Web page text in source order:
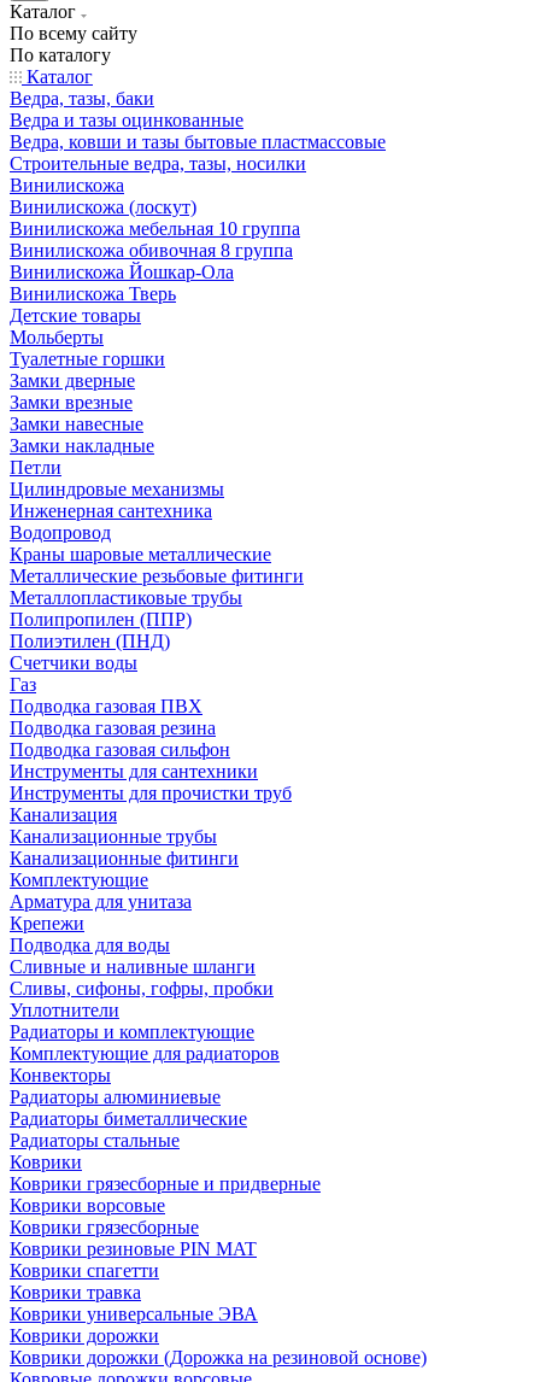
Каталог
По всему сайту
По каталогу
Каталог
Ведра, тазы, баки
Ведра и тазы оцинкованные
Ведра, ковши и тазы бытовые пластмассовые
Строительные ведра, тазы, носилки
Винилискожа
Винилискожа (лоскут)
Винилискожа мебельная 10 группа
Винилискожа обивочная 8 группа
Винилискожа Йошкар-Ола
Винилискожа Тверь
Детские товары
Мольберты
Туалетные горшки
Замки дверные
Замки врезные
Замки навесные
Замки накладные
Петли
Цилиндровые механизмы
Инженерная сантехника
Водопровод
Краны шаровые металлические
Металлические резьбовые фитинги
Металлопластиковые трубы
Полипропилен (ППР)
Полиэтилен (ПНД)
Счетчики воды
Газ
Подводка газовая ПВХ
Подводка газовая резина
Подводка газовая сильфон
Инструменты для сантехники
Инструменты для прочистки труб
Канализация
Канализационные трубы
Канализационные фитинги
Комплектующие
Арматура для унитаза
Крепежи
Подводка для воды
Сливные и наливные шланги
Сливы, сифоны, гофры, пробки
Уплотнители
Радиаторы и комплектующие
Комплектующие для радиаторов
Конвекторы
Радиаторы алюминиевые
Радиаторы биметаллические
Радиаторы стальные
Коврики
Коврики грязесборные и придверные
Коврики ворсовые
Коврики грязесборные
Коврики резиновые PIN MAT
Коврики спагетти
Коврики травка
Коврики универсальные ЭВА
Коврики дорожки
Коврики дорожки (Дорожка на резиновой основе)